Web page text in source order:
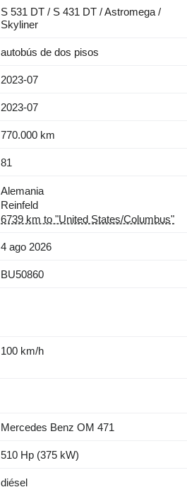
S 531 DT / S 431 DT / Astromega /
Skyliner
autobús de dos pisos
2023-07
2023-07
770.000 km
81
Alemania
Reinfeld
6739 km to "United States/Columbus"
4 ago 2026
BU50860
100 km/h
Mercedes Benz OM 471
510 Hp (375 kW)
diésel